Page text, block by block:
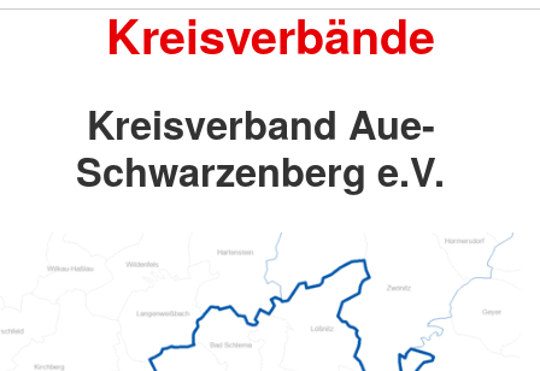
Kreisverbände
Kreisverband Aue-
Schwarzenberg e.V.